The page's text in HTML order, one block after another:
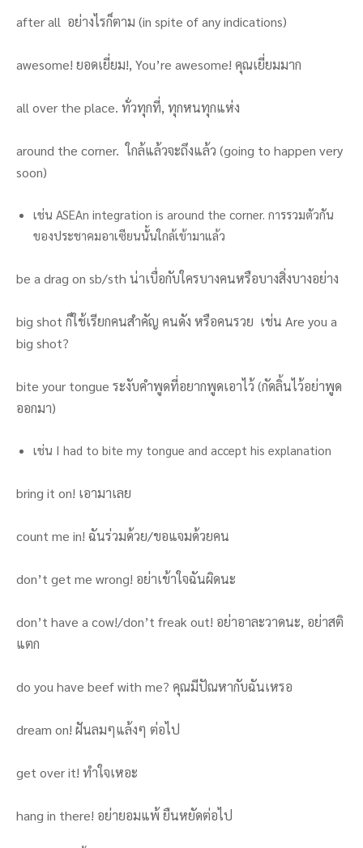
after all อย่างไรก็ตาม (in spite of any indications)
awesome! ยอดเยี่ยม!, You’re awesome! คุณเยี่ยมมาก
all over the place. ทั่วทุกที่, ทุกหนทุกแห่ง
around the corner. ใกล้แล้วจะถึงแล้ว (going to happen very
soon)
เช่น ASEAn integration is around the corner. การรวมตัวกัน
ของประชาคมอาเซียนนั้นใกล้เข้ามาแล้ว
be a drag on sb/sth น่าเบื่อกับใครบางคนหรือบางสิ่งบางอย่าง
big shot ก็ใช้เรียกคนสำคัญ คนดัง หรือคนรวย เช่น Are you a
big shot?
bite your tongue ระงับคำพูดที่อยากพูดเอาไว้ (กัดลิ้นไว้อย่าพูด
ออกมา)
เช่น I had to bite my tongue and accept his explanation
bring it on! เอามาเลย
count me in! ฉันร่วมด้วย/ขอแจมด้วยคน
don’t get me wrong! อย่าเข้าใจฉันผิดนะ
don’t have a cow!/don’t freak out! อย่าอาละวาดนะ, อย่าสติ
แตก
do you have beef with me? คุณมีปัณหากับฉันเหรอ
dream on! ฝันลมๆแล้งๆ ต่อไป
get over it! ทำใจเหอะ
hang in there! อย่ายอมแพ้ ยืนหยัดต่อไป